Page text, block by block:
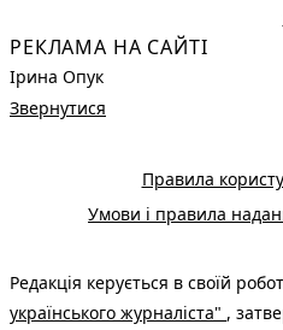
РЕКЛАМА НА САЙТІ
Ірина Опук
Звернутися
Правила
Умови і правила
Редакція керується в своїй
українського журналіста" ,